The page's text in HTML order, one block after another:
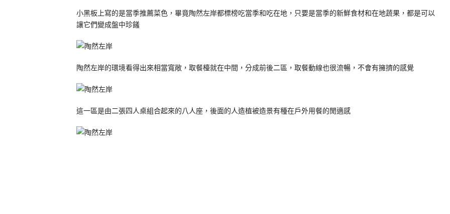
小黑板上寫的是當季推薦菜色，畢竟陶然左岸都標榜吃當季和吃在地，只要是當季的新鮮食材和在地蔬果，都是可以
讓它們變成盤中珍饈
陶然左岸的環境看得出來相當寬敞，取餐檯就在中間，分成前後二區，取餐動線也很流暢，不會有擁擠的感覺
這一區是由二張四人桌組合起來的八人座，後面的人造植被造景有種在戶外用餐的閒適感